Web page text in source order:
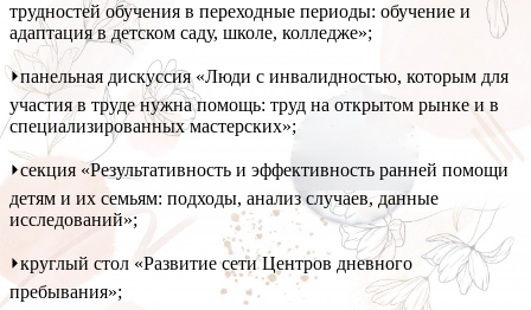
трудностей обучения в переходные периоды: обучение и
адаптация в детском саду, школе, колледже»;
⏵панельная дискуссия «Люди с инвалидностью, которым для
участия в труде нужна помощь: труд на открытом рынке и в
специализированных мастерских»;
⏵секция «Результативность и эффективность ранней помощи
детям и их семьям: подходы, анализ случаев, данные
исследований»;
⏵круглый стол «Развитие сети Центров дневного
пребывания»;